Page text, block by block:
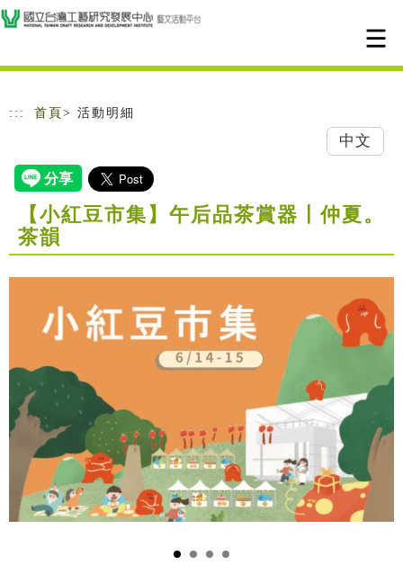
跳到主要內容
網站導覽
::: 首頁 > 活動明細
中文
【小紅豆市集】午后品茶賞器〡仲夏。
茶韻